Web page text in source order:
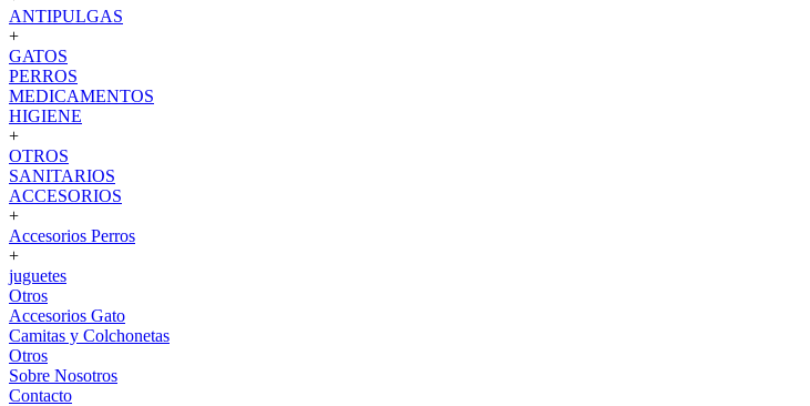
ANTIPULGAS
+
GATOS
PERROS
MEDICAMENTOS
HIGIENE
+
OTROS
SANITARIOS
ACCESORIOS
+
Accesorios Perros
+
juguetes
Otros
Accesorios Gato
Camitas y Colchonetas
Otros
Sobre Nosotros
Contacto